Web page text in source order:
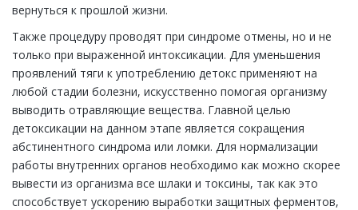
вернуться к прошлой жизни.
Также процедуру проводят при синдроме отмены, но и не
только при выраженной интоксикации. Для уменьшения
проявлений тяги к употреблению детокс применяют на
любой стадии болезни, искусственно помогая организму
выводить отравляющие вещества. Главной целью
детоксикации на данном этапе является сокращения
абстинентного синдрома или ломки. Для нормализации
работы внутренних органов необходимо как можно скорее
вывести из организма все шлаки и токсины, так как это
способствует ускорению выработки защитных ферментов,